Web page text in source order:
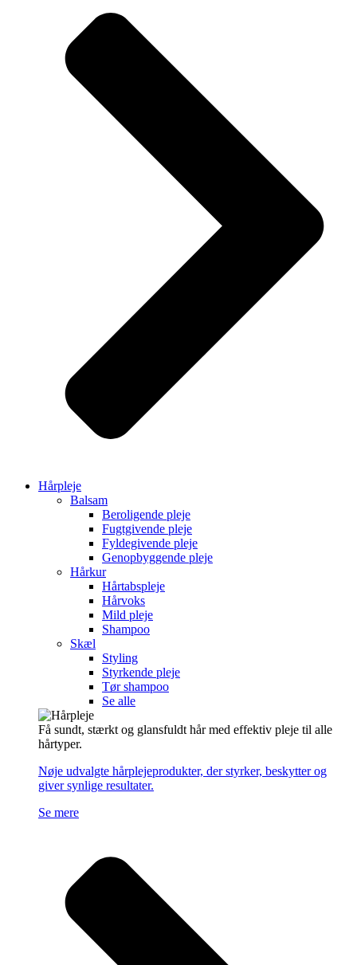
Hårpleje
Balsam
Beroligende pleje
Fugtgivende pleje
Fyldegivende pleje
Genopbyggende pleje
Hårkur
Hårtabspleje
Hårvoks
Mild pleje
Shampoo
Skæl
Styling
Styrkende pleje
Tør shampoo
Se alle
Få sundt, stærkt og glansfuldt hår med effektiv pleje til alle
hårtyper.
Nøje udvalgte hårplejeprodukter, der styrker, beskytter og
giver synlige resultater.
Se mere